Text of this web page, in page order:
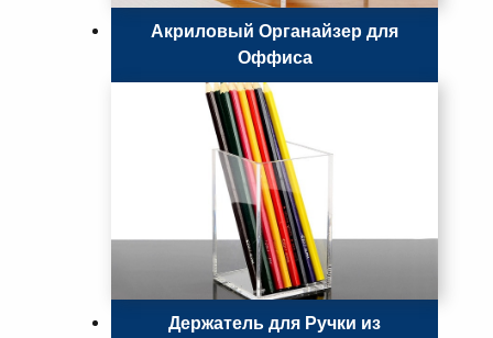
Акриловый Органайзер для
Оффиса
Держатель для Ручки из